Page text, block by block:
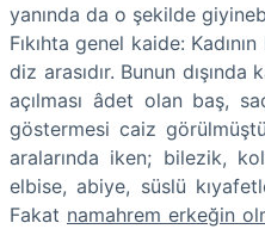
yanında da o şekilde
Fıkıhta genel kaide:
diz arasıdır. Bunun dışında
açılması âdet olan baş,
göstermesi caiz
aralarında iken; bilezik,
elbise, abiye, süslü
Fakat namahrem erkeğin